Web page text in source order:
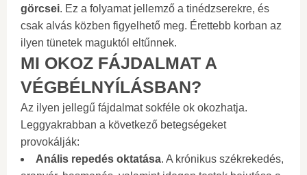
görcsei. Ez a folyamat jellemző a tinédzserekre, és
csak alvás közben figyelhető meg. Érettebb korban az
ilyen tünetek maguktól eltűnnek.
MI OKOZ FÁJDALMAT A
VÉGBÉLNYÍLÁSBAN?
Az ilyen jellegű fájdalmat sokféle ok okozhatja.
Leggyakrabban a következő betegségeket
provokálják:
Anális repedés oktatása. A krónikus székrekedés,